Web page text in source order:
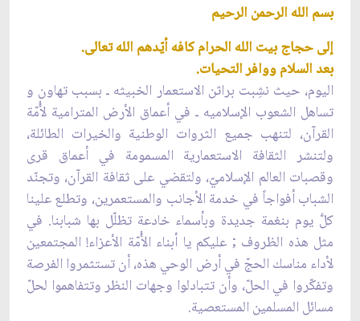
بسم الله الرحمن الرحيم
إلى حجاج بيت الله الحرام كافه أيّدهم الله تعالى.
بعد السلام ووافر التحيات.
اليوم، حيث نشِبت براثن الاستعمار الخبيثه ـ بسبب تهاون و
تساهل الشعوب الإسلاميه ـ في أعماق الأرض المترامية لأُمّة
القرآن، لتنهب جميع الثروات الوطنية والخيرات الطائلة،
ولتنشر الثقافة الاستعمارية المسمومة في أعماق قرى
وقصبات العالم الإسلاميّ، ولتقضي على ثقافة القرآن، وتجنّد
الشباب أفواجاً في خدمة الأجانب والمستعمرين، وتطلع علينا
كلَّ يوم بنغمة جديدة وبأسماء خادعة تظلّل بها شبابنا. في
مثل هذه الظروف ; عليكم يا أبناء الأُمّة الأعزاء! المجتمعين
لأداء مناسك الحجّ في أرض الوحي هذه، أن تستثمروا الفرصة
وتفكّروا في الحلّ، وأن تتبادلوا وجهات النظر وتتفاهموا لحلّ
مسائل المسلمين المستعصية.